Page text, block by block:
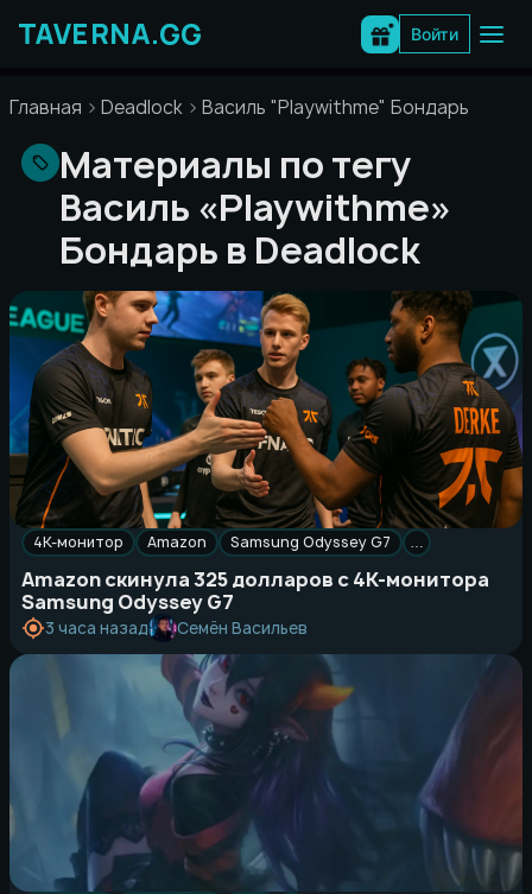
содержимому
Войти
Главная Deadlock Василь "Playwithme" Бондарь
Материалы по тегу
Василь «Playwithme»
Бондарь в Deadlock
4K-монитор Amazon Samsung Odyssey G7 …
Amazon скинула 325 долларов с 4K-монитора
Samsung Odyssey G7
3 часа назад Семён Васильев